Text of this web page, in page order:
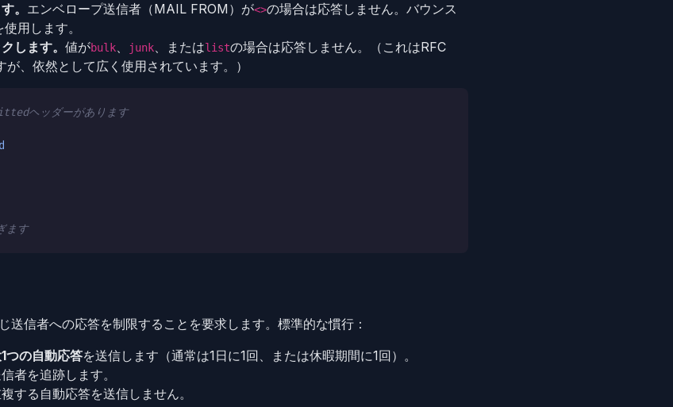
。 エンベロープ送信者（MAIL FROM）が<>の場合は応答しません。バウンス
用します。
します。 値がbulk、 junk、またはlistの場合は応答しません。（これはRFC
、依然として広く使用されています。）
ヘッダーがあります
ます
送信者への応答を制限することを要求します。標準的な慣行：
つの自動応答を送信します（通常は1日に1回、または休暇期間に1回）。
者を追跡します。
する自動応答を送信しません。